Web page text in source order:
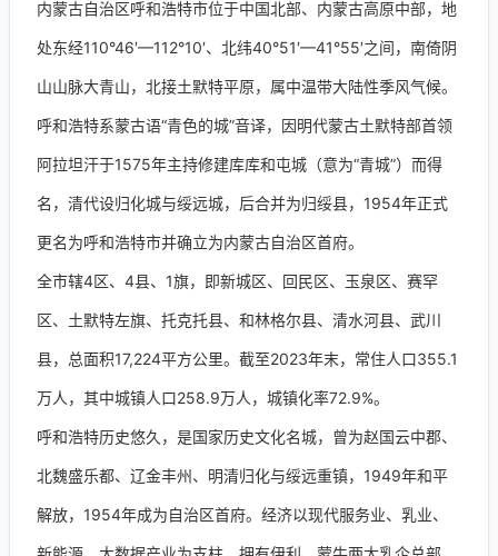
内蒙古自治区呼和浩特市位于中国北部、内蒙古高原中部，地
处东经110°46′—112°10′、北纬40°51′—41°55′之间，南倚阴
山山脉大青山，北接土默特平原，属中温带大陆性季风气候。
呼和浩特系蒙古语“青色的城”音译，因明代蒙古土默特部首领
阿拉坦汗于1575年主持修建库库和屯城（意为“青城”）而得
名，清代设归化城与绥远城，后合并为归绥县，1954年正式
更名为呼和浩特市并确立为内蒙古自治区首府。
全市辖4区、4县、1旗，即新城区、回民区、玉泉区、赛罕
区、土默特左旗、托克托县、和林格尔县、清水河县、武川
县，总面积17,224平方公里。截至2023年末，常住人口355.1
万人，其中城镇人口258.9万人，城镇化率72.9%。
呼和浩特历史悠久，是国家历史文化名城，曾为赵国云中郡、
北魏盛乐都、辽金丰州、明清归化与绥远重镇，1949年和平
解放，1954年成为自治区首府。经济以现代服务业、乳业、